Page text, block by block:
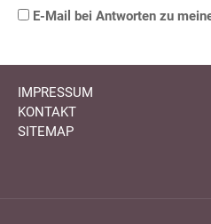
E-Mail bei Antworten zu
IMPRESSUM
KONTAKT
SITEMAP